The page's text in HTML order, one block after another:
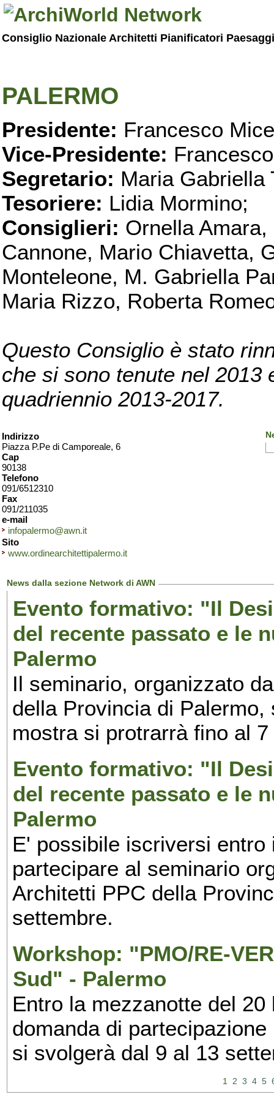
Consiglio Nazionale Architetti Pianificatori
PALERMO
Presidente: Francesco
Vice-Presidente:
Segretario: Maria Gabriella
Tesoriere: Lidia Mormino;
Consiglieri: Ornella
Cannone, Mario Chiavetta,
Monteleone, M. Gabriella
Maria Rizzo, Roberta
Questo Consiglio è stato
che si sono tenute nel 2013
quadriennio 2013-2017.
Indirizzo
Piazza P.Pe di Camporeale, 6
Cap
90138
Telefono
091/6512310
Fax
091/211035
e-mail
infopalermo@awn.it
Sito
www.ordinearchitettipalermo.it
News dalla sezione Network di AWN
Evento formativo: "Il
del recente passato e le
Palermo
Il seminario, organizzato
della Provincia di
mostra si protrarrà fino al
Evento formativo: "Il
del recente passato e le
Palermo
E' possibile iscriversi
partecipare al seminario
Architetti PPC della
settembre.
Workshop: "PMO/RE-
Sud" - Palermo
Entro la mezzanotte del
domanda di
si svolgerà dal 9 al 13
1 2 3 4 5